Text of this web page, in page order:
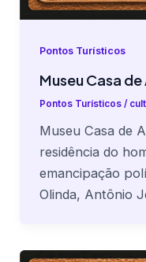
Pontos Turísticos
Museu Casa
Pontos Turísticos/
Museu Casa de
residência do
emancipação
Olinda, Antônio